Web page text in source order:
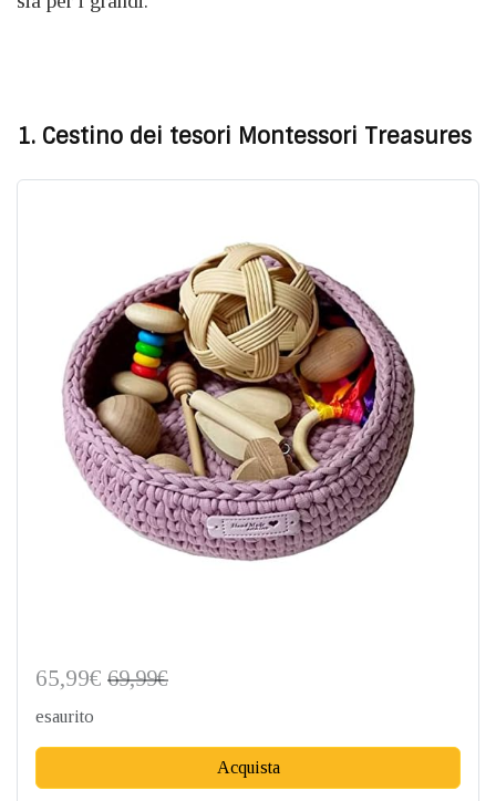
1. Cestino dei tesori Montessori Treasures
65,99€ 69,99€
esaurito
Acquista